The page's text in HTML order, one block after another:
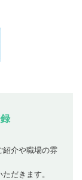
紹介や職場の雰
だきます。